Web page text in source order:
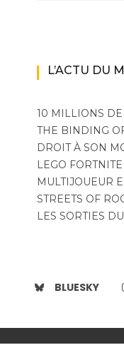
L’ACTU DU
10 MILLIONS
THE BINDING
DROIT À SON
LEGO
MULTIJOUEUR
STREETS OF
LES SORTIES
BLUESKY